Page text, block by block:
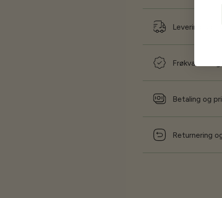
Levering og
Frøkvalitet og
Betaling og
Returnering